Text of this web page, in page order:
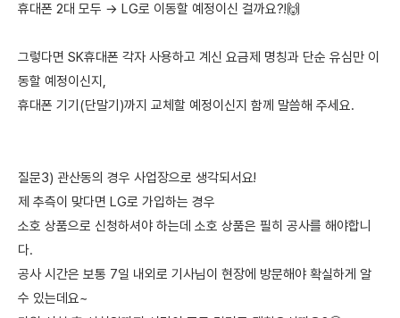
휴대폰 2대 모두 → LG로 이동할 예정이신 걸까요?!🙌
그렇다면 SK휴대폰 각자 사용하고 계신 요금제 명칭과 단순 유심만 이
동할 예정이신지,
휴대폰 기기(단말기)까지 교체할 예정이신지 함께 말씀해 주세요.
질문3) 관산동의 경우 사업장으로 생각되서요!
제 추측이 맞다면 LG로 가입하는 경우
소호 상품으로 신청하셔야 하는데 소호 상품은 필히 공사를 해야합니
다.
공사 시간은 보통 7일 내외로 기사님이 현장에 방문해야 확실하게 알
수 있는데요~